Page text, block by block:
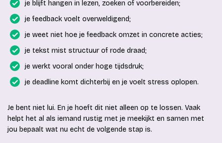
je blijft hangen in lezen, zoeken of voorbereiden;
je feedback voelt overweldigend;
je weet niet hoe je feedback omzet in concrete acties;
je tekst mist structuur of rode draad;
je werkt vooral onder hoge tijdsdruk;
je deadline komt dichterbij en je voelt stress oplopen.
Je bent niet lui. En je hoeft dit niet alleen op te lossen. Vaak
helpt het al als iemand rustig met je meekijkt en samen met
jou bepaalt wat nu echt de volgende stap is.